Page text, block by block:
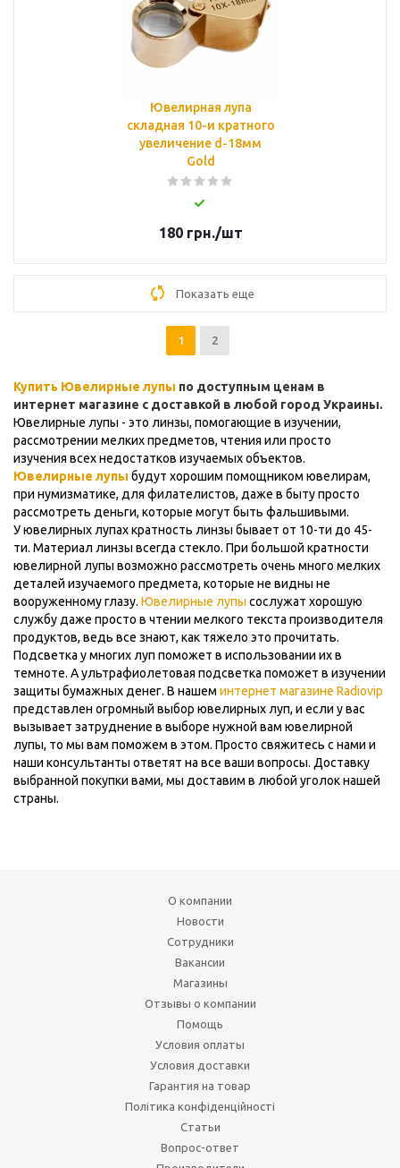
Ювелирная лупа
складная 10-и кратного
увеличение d-18мм
Gold
180грн./шт
Показать еще
1 2
Купить Ювелирные лупы по доступным ценам в
интернет магазине с доставкой в любой город Украины.
Ювелирные лупы - это линзы, помогающие в изучении,
рассмотрении мелких предметов, чтения или просто
изучения всех недостатков изучаемых объектов.
Ювелирные лупы будут хорошим помощником ювелирам,
при нумизматике, для филателистов, даже в быту просто
рассмотреть деньги, которые могут быть фальшивыми.
У ювелирных лупах кратность линзы бывает от 10-ти до 45-
ти. Материал линзы всегда стекло. При большой кратности
ювелирной лупы возможно рассмотреть очень много мелких
деталей изучаемого предмета, которые не видны не
вооруженному глазу. Ювелирные лупы сослужат хорошую
службу даже просто в чтении мелкого текста производителя
продуктов, ведь все знают, как тяжело это прочитать.
Подсветка у многих луп поможет в использовании их в
темноте. А ультрафиолетовая подсветка поможет в изучении
защиты бумажных денег. В нашем интернет магазине Radiovip
представлен огромный выбор ювелирных луп, и если у вас
вызывает затруднение в выборе нужной вам ювелирной
лупы, то мы вам поможем в этом. Просто свяжитесь с нами и
наши консультанты ответят на все ваши вопросы. Доставку
выбранной покупки вами, мы доставим в любой уголок нашей
страны.
О компании
Новости
Сотрудники
Вакансии
Магазины
Отзывы о компании
Помощь
Условия оплаты
Условия доставки
Гарантия на товар
Політика конфіденційності
Статьи
Вопрос-ответ